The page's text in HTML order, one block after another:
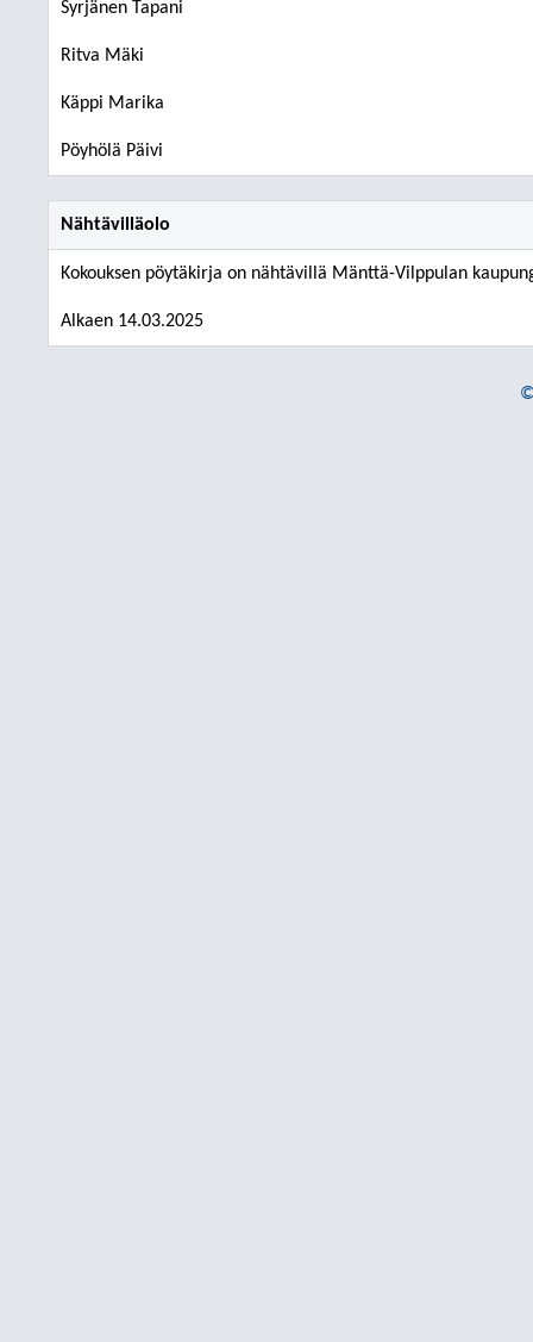
Syrjänen Tapani
Ritva Mäki
Käppi Marika
Pöyhölä Päivi
Nähtävilläolo
Kokouksen pöytäkirja on nähtävillä Mänttä-Vilppulan
Alkaen 14.03.2025